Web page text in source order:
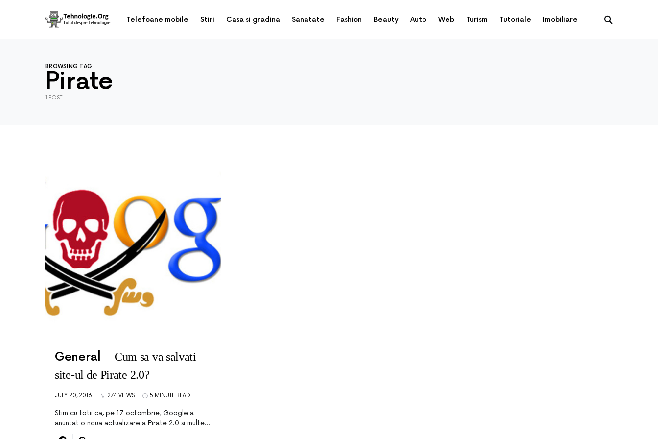
Telefoane mobile Stiri Casa si gradina Sanatate Fashion Beauty Auto Web Turism Tutoriale Imobiliare
BROWSING TAG
Pirate
1 POST
General
Cum sa va salvati
site-ul de Pirate 2.0?
JULY 20, 2016 274 VIEWS 5 MINUTE READ
Stim cu totii ca, pe 17 octombrie, Google a
anuntat o noua actualizare a Pirate 2.0 si multe…